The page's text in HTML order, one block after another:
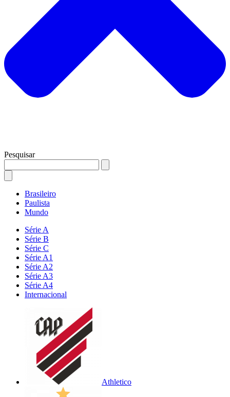
Pesquisar
Brasileiro
Paulista
Mundo
Série A
Série B
Série C
Série A1
Série A2
Série A3
Série A4
Internacional
Athletico